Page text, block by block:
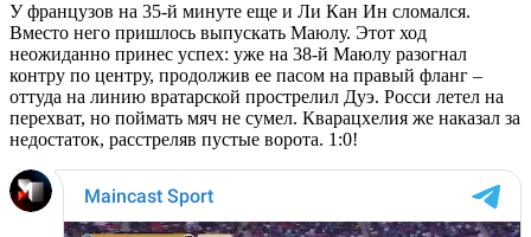
У французов на 35-й минуте еще и Ли Кан Ин сломался.
Вместо него пришлось выпускать Маюлу. Этот ход
неожиданно принес успех: уже на 38-й Маюлу разогнал
контру по центру, продолжив ее пасом на правый фланг –
оттуда на линию вратарской прострелил Дуэ. Росси летел на
перехват, но поймать мяч не сумел. Кварацхелия же наказал за
недостаток, расстреляв пустые ворота. 1:0!